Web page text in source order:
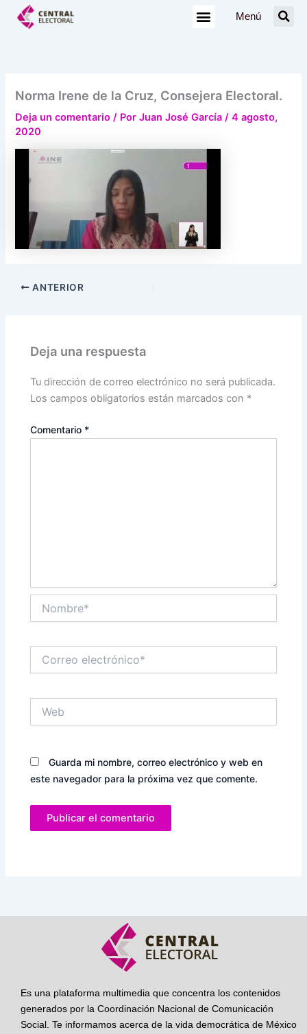
Menú
Norma Irene de la Cruz, Consejera Electoral.
Deja un comentario / PorJuan José García/4 agosto,
2020
ANTERIOR
Deja una respuesta
Tu dirección de correo electrónico no será publicada.
Los campos obligatorios están marcados con *
Comentario *
electrónico*
Guarda mi nombre, correo electrónico y web en
este navegador para la próxima vez que comente.
Es una plataforma multimedia que concentra los contenidos
generados por la Coordinación Nacional de Comunicación
Social. Te informamos acerca de la vida democrática de México